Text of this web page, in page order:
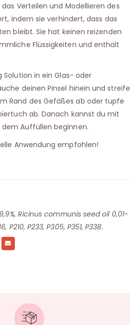
Verteilen und Modellieren des
indem sie verhindert, dass das
bleibt. Sie hat keinen reizenden
Flüssigkeiten und enthält
Solution in ein Glas- oder
deinen Pinsel hinein und streife
Rand des Gefäßes ab oder tupfe
ab. Danach kannst du mit
Auffüllen beginnen.
Anwendung empfohlen!
Ricinus communis seed oil 0,01-
P210, P233, P305, P351, P338.